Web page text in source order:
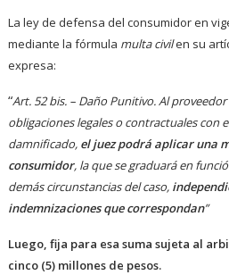
La ley de defensa del consumidor en
mediante la fórmula multa civilen su
expresa:
“Art. 52 bis. – Daño Punitivo. Al
obligaciones legales o contractuales con
damnificado, el juez podrá aplicar una
consumidor, la que se graduará en
demás circunstancias del caso,
indemnizaciones que correspondan”
Luego, fija para esa suma sujeta al
cinco (5) millones de pesos.